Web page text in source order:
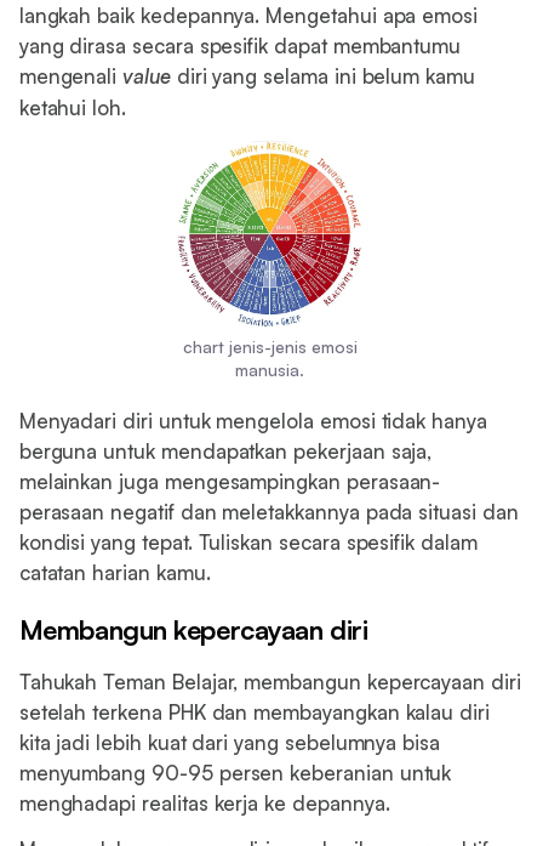
langkah baik kedepannya. Mengetahui apa emosi
yang dirasa secara spesifik dapat membantumu
mengenalivaluediri yang selama ini belum kamu
ketahui loh.
chart jenis-jenis emosi
manusia.
Menyadari diri untuk mengelola emosi tidak hanya
berguna untuk mendapatkan pekerjaan saja,
melainkan juga mengesampingkan perasaan-
perasaan negatif dan meletakkannya pada situasi dan
kondisi yang tepat. Tuliskan secara spesifik dalam
catatan harian kamu.
Membangun kepercayaan diri
Tahukah Teman Belajar, membangun kepercayaan diri
setelah terkena PHK dan membayangkan kalau diri
kita jadi lebih kuat dari yang sebelumnya bisa
menyumbang 90-95 persen keberanian untuk
menghadapi realitas kerja ke depannya.